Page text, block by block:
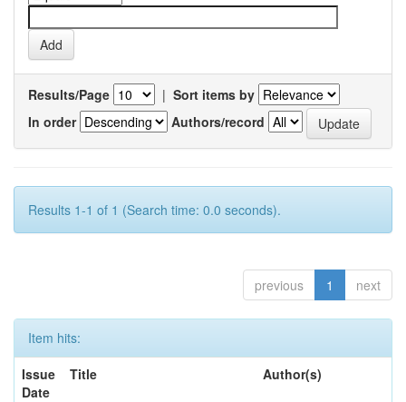
Results/Page | Sort items by
In order
Authors/record
Results 1-1 of 1 (Search time: 0.0 seconds).
previous 1 next
Item hits:
Issue
Date
Title Author(s)